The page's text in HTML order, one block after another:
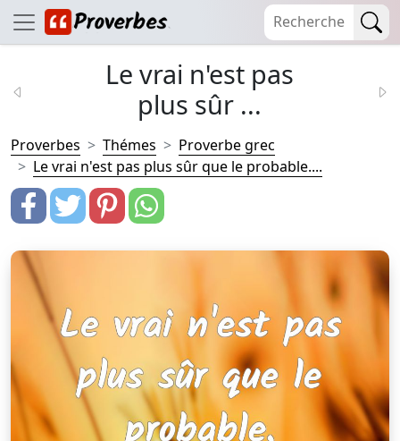
Le vrai n'est pas
plus sûr ...
Proverbes Thémes
Proverbe grec
Le vrai n'est pas plus sûr que le probable....